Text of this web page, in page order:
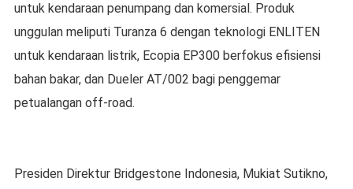
untuk kendaraan penumpang dan komersial. Produk
unggulan meliputi Turanza 6 dengan teknologi ENLITEN
untuk kendaraan listrik, Ecopia EP300 berfokus efisiensi
bahan bakar, dan Dueler AT/002 bagi penggemar
petualangan off-road.
Presiden Direktur Bridgestone Indonesia, Mukiat Sutikno,